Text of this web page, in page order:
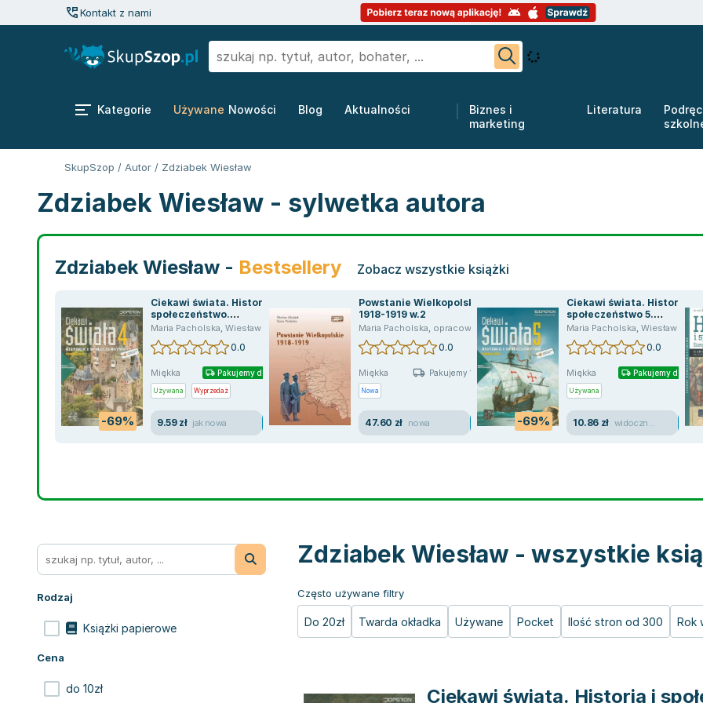
Kontakt z nami
Kategorie Używane Nowości Blog Aktualności
Biznes i
marketing
Literatura
SkupSzop / Autor / Zdziabek Wiesław
Zdziabek Wiesław - sylwetka autora
Zdziabek Wiesław - Bestsellery Zobacz wszystkie książki
-69%
Ciekawi świata. Historia i
społeczeństwo.
Podręcznik. Klasa 4.
Szkoła podstawowa
Maria Pacholska, Wiesław Zdzia Zdziabek Wiesław
0.0
Miękka Pakujemy dzisiaj
Używana Wyprzedaż
9.59 zł jak nowa
Powstanie Wielkopolskie
1918-1919 w.2
Maria Pacholska, opracowanie zbiorowe ,Wiesław Zdzia,Zdziabek Wiesław
0.0
Miękka Pakujemy 10.08
Nowa
47.60 zł nowa -69%
Ciekawi świata. Historia i
społeczeństwo 5.
Podręcznik. Szkoła
podstawowa
Maria Pacholska, Wiesław Zdzia
0.0
Miękka Pakujemy dzisiaj
Używana
10.86 zł
Rodzaj
Książki papierowe
Cena
do 10zł
Zdziabek Wiesław - wszystkie
Często używane filtry
Do 20zł Twarda okładka Używane Pocket Ilość stron od 300 Rok
Ciekawi świata. Historia i